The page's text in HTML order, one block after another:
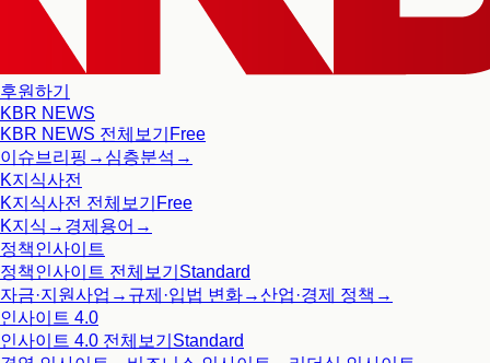
후원하기
KBR NEWS
KBR NEWS 전체보기 Free
이슈브리핑 → 심층분석 →
K지식사전
K지식사전 전체보기 Free
K지식 → 경제용어 →
정책인사이트
정책인사이트 전체보기 Standard
자금·지원사업 → 규제·입법 변화→산업·경제 정책 →
인사이트 4.0
인사이트 4.0 전체보기 Standard